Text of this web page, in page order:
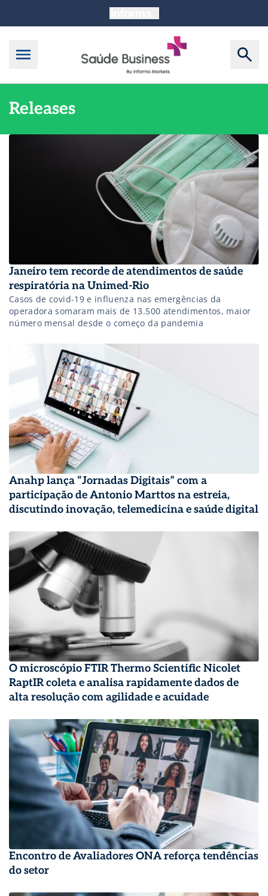
Releases
Janeiro tem recorde de atendimentos de saúde
respiratória na Unimed-Rio
Casos de covid-19 e influenza nas emergências da
operadora somaram mais de 13.500 atendimentos, maior
número mensal desde o começo da pandemia
Anahp lança “Jornadas Digitais” com a
participação de Antonio Marttos na estreia,
discutindo inovação, telemedicina e saúde digital
O microscópio FTIR Thermo Scientific Nicolet
RaptIR coleta e analisa rapidamente dados de
alta resolução com agilidade e acuidade
Encontro de Avaliadores ONA reforça tendências
do setor